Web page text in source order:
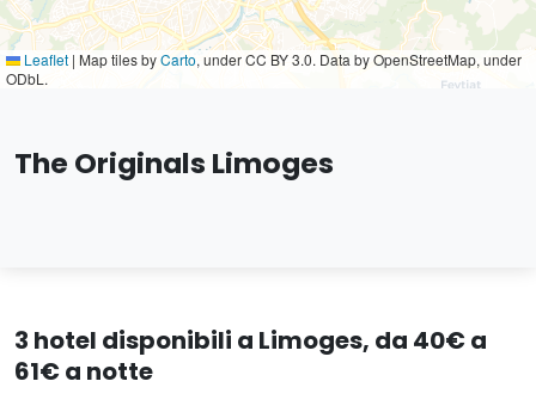
Leaflet | Map tiles byCarto, under CC BY 3.0. Data by OpenStreetMap, under
ODbL.
The Originals Limoges
3 hotel disponibili a Limoges, da 40€ a
61€ a notte